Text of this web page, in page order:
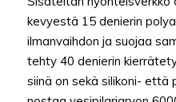
kevyestä 15 denierin
ilmanvaihdon ja suojaa
tehty 40 denierin
siinä on sekä silikoni- että